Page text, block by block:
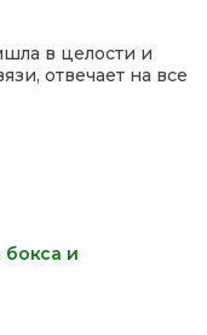
в целости и
отвечает на все
бокса и